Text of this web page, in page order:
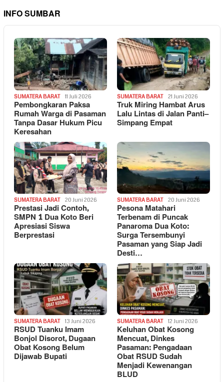
INFO SUMBAR
SUMATERA BARAT 11 Juli 2026
Pembongkaran Paksa
Rumah Warga di Pasaman
Tanpa Dasar Hukum Picu
Keresahan
SUMATERA BARAT 21 Juni 2026
Truk Miring Hambat Arus
Lalu Lintas di Jalan Panti–
Simpang Empat
SUMATERA BARAT 20 Juni 2026
Prestasi Jadi Contoh,
SMPN 1 Dua Koto Beri
Apresiasi Siswa
Berprestasi
SUMATERA BARAT 20 Juni 2026
Pesona Matahari
Terbenam di Puncak
Panaroma Dua Koto:
Surga Tersembunyi
Pasaman yang Siap Jadi
Desti…
SUMATERA BARAT 13 Juni 2026
RSUD Tuanku Imam
Bonjol Disorot, Dugaan
Obat Kosong Belum
Dijawab Bupati
SUMATERA BARAT 12 Juni 2026
Keluhan Obat Kosong
Mencuat, Dinkes
Pasaman: Pengadaan
Obat RSUD Sudah
Menjadi Kewenangan
BLUD